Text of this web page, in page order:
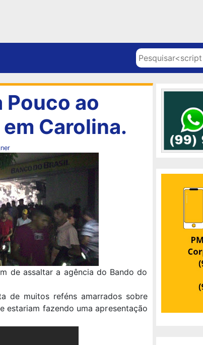
Pesquisar
Pouco ao
Carolina.
de assaltar a agência do Bando do
de muitos reféns amarrados sobre
estariam fazendo uma apresentação